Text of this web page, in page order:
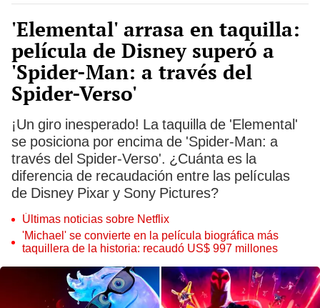
'Elemental' arrasa en taquilla:
película de Disney superó a
'Spider-Man: a través del
Spider-Verso'
¡Un giro inesperado! La taquilla de 'Elemental'
se posiciona por encima de 'Spider-Man: a
través del Spider-Verso'. ¿Cuánta es la
diferencia de recaudación entre las películas
de Disney Pixar y Sony Pictures?
Últimas noticias sobre Netflix
'Michael' se convierte en la película biográfica más
taquillera de la historia: recaudó US$ 997 millones